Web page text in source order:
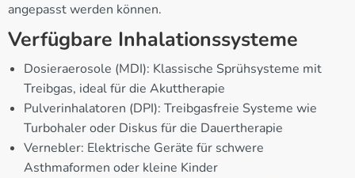
angepasst werden können.
Verfügbare Inhalationssysteme
Dosieraerosole (MDI): Klassische Sprühsysteme mit
Treibgas, ideal für die Akuttherapie
Pulverinhalatoren (DPI): Treibgasfreie Systeme wie
Turbohaler oder Diskus für die Dauertherapie
Vernebler: Elektrische Geräte für schwere
Asthmaformen oder kleine Kinder